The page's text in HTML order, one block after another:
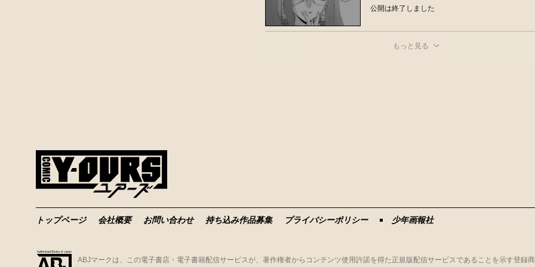
公開は終了しました
もっと見る
トップページ 会社概要 お問い合わせ 持ち込み作品募集 プライバシーポリシー 少年画報社
ABJマークは、この電子書店・電子書籍配信サービスが、著作権者からコンテンツ使用許諾を得た正規版配信サービスであることを示す登録